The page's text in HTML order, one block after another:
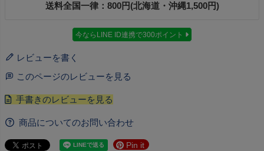
送料全国一律：800円(北海道・沖縄1,500円)
今ならLINE ID連携で300ポイント
レビューを書く
このページのレビューを見る
商品についてのお問い合わせ
Pin it